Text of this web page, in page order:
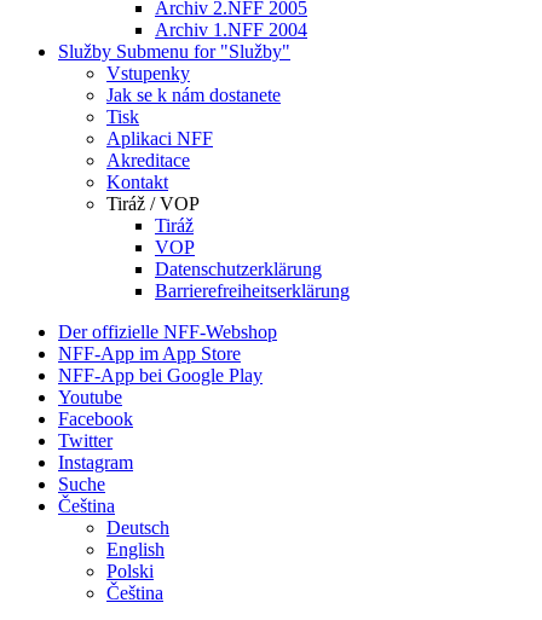
Archiv 2.NFF 2005
Archiv 1.NFF 2004
Služby Submenu for "Služby"
Vstupenky
Jak se k nám dostanete
Tisk
Aplikaci NFF
Akreditace
Kontakt
Tiráž / VOP
Tiráž
VOP
Datenschutzerklärung
Barrierefreiheitserklärung
Der offizielle NFF-Webshop
NFF-App im App Store
NFF-App bei Google Play
Youtube
Facebook
Twitter
Instagram
Suche
Čeština
Deutsch
English
Polski
Čeština